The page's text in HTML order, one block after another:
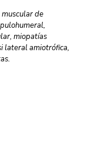
de
miopatías
lateral amiotrófica,